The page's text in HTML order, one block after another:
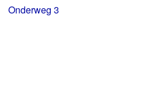
Onderweg 3